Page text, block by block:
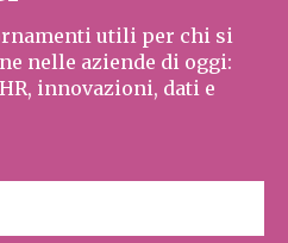
utili per chi si
nelle aziende di oggi:
innovazioni, dati e